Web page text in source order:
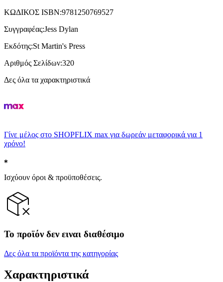
ΚΩΔΙΚΟΣ ISBN:9781250769527
Συγγραφέας:Jess Dylan
Εκδότης:St Martin's Press
Αριθμός Σελίδων:320
Δες όλα τα χαρακτηριστικά
Γίνε μέλος στο SHOPFLIX max για δωρεάν μεταφορικά για 1
χρόνο!
Ισχύουν όροι & προϋποθέσεις.
Το προϊόν δεν ειναι διαθέσιμο
Δες όλα τα προϊόντα της κατηγορίας
Χαρακτηριστικά